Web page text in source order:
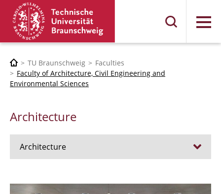
Menu
TU Braunschweig
Faculties
Faculty of Architecture, Civil Engineering and
Environmental Sciences
Architecture
Architecture